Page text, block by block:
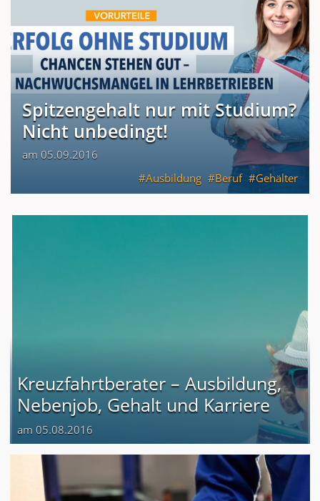
Spitzengehalt nur mit Studium?
Nicht unbedingt!
am 05.09.2016
Ausbildung
Beruf Gehälter
Kreuzfahrtberater – Ausbildung,
Nebenjob, Gehalt und Karriere
am 05.08.2016